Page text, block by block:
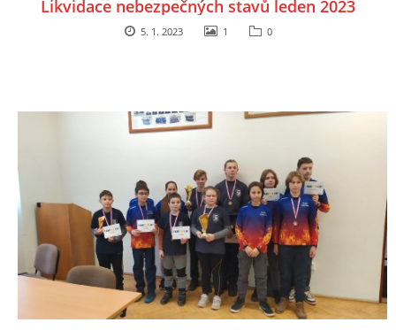
Sbor dobrovolných hasičů Koterov
Koterovská náves 15
326 00 Plzeň
Likvidace nebezpečných stavů leden 2023
5. 1. 2023 1 0